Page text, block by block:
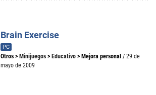
Brain Exercise
PC
Otros > Minijuegos > Educativo > Mejora personal / 29 de
mayo de 2009